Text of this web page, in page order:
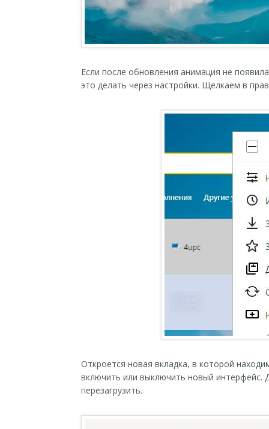
Если после обновления анимация не
это делать через настройки. Щелкаем в
Откроется новая вкладка, в которой
включить или выключить новый интерфейс.
перезагрузить.